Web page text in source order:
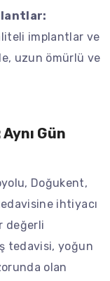
implantlar ve
uzun ömürlü ve
Gün
Doğukent,
ihtiyacı
değerli
tedavisi, yoğun
olan